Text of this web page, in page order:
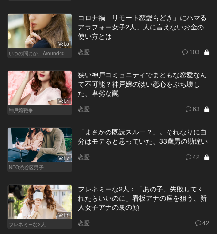
Vol.8
いつの間にか、Around40
コロナ禍「リモート恋愛もどき」にハマる
アラフォー女子2人。人に言えないお金の
使い方とは
恋愛 103
Vol.4
神戸嬢戦争
狭い神戸コミュニティでまともな恋愛なん
て不可能？神戸嬢の淡い恋心をぶち壊し
た、卑劣な罠
恋愛 63
Vol.7
NEO渋谷区男子
「まさかの既読スルー？」。それなりに自
分はモテると思っていた、33歳男の勘違い
恋愛 42
Vol.1
フレネミーな2人
フレネミーな2人：「あの子、失敗してく
れたらいいのに」看板アナの座を狙う、新
人女子アナの裏の顔
恋愛 42